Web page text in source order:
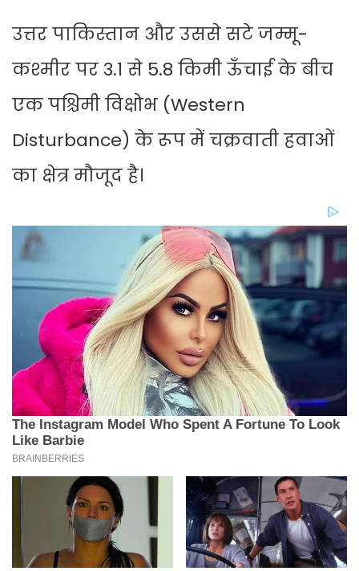
उत्तर पाकिस्तान और उससे सटे जम्मू-
कश्मीर पर 3.1 से 5.8 किमी ऊँचाई के बीच
एक पश्चिमी विक्षोभ (Western
Disturbance) के रूप में चक्रवाती हवाओं
का क्षेत्र मौजूद है।